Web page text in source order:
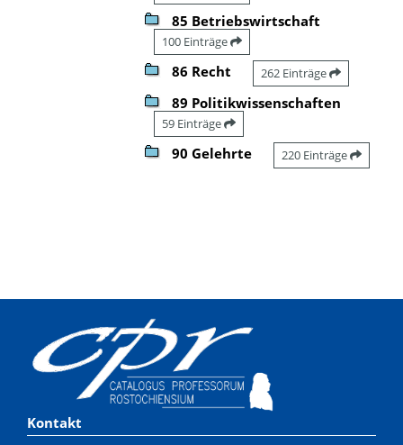
85 Betriebswirtschaft
100 Einträge
86 Recht 262 Einträge
89 Politikwissenschaften
59 Einträge
90 Gelehrte 220 Einträge
Kontakt